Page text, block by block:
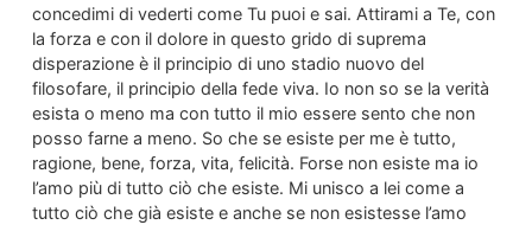
concedimi di vederti come Tu puoi e sai. Attirami a Te, con
la forza e con il dolore in questo grido di suprema
disperazione è il principio di uno stadio nuovo del
filosofare, il principio della fede viva. Io non so se la verità
esista o meno ma con tutto il mio essere sento che non
posso farne a meno. So che se esiste per me è tutto,
ragione, bene, forza, vita, felicità. Forse non esiste ma io
l’amo più di tutto ciò che esiste. Mi unisco a lei come a
tutto ciò che già esiste e anche se non esistesse l’amo